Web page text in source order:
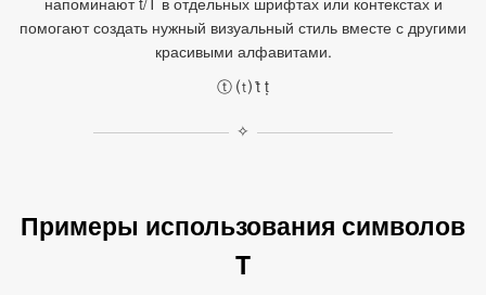
помогают создать нужный визуальный стиль вместе с другими
красивыми алфавитами.
ⓣ ⒯ ṫ ṭ
✧
Примеры использования символов
T